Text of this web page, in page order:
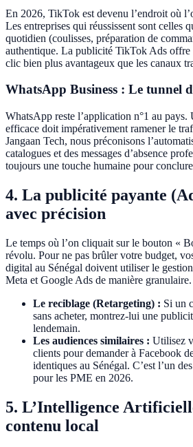
En 2026, TikTok est devenu l’endroit où
Les entreprises qui réussissent sont celles
quotidien (coulisses, préparation de
authentique. La publicité TikTok Ads offre
clic bien plus avantageux que les canaux
WhatsApp Business : Le tunnel
WhatsApp reste l’application n°1 au pays.
efficace doit impérativement ramener le
Jangaan Tech, nous préconisons
catalogues et des messages d’absence
toujours une touche humaine pour
4. La publicité payante
avec précision
Le temps où l’on cliquait sur le bouton «
révolu. Pour ne pas brûler votre budget,
digital au Sénégal doivent utiliser le
Meta et Google Ads de manière granulaire.
Le reciblage (Retargeting) : Si un
sans acheter, montrez-lui une
lendemain.
Les audiences similaires : Utilisez
clients pour demander à Facebook
identiques au Sénégal. C’est l’un
pour les PME en 2026.
5. L’Intelligence
contenu local